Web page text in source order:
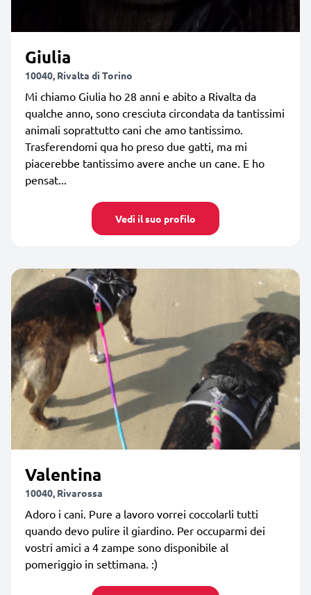
Giulia
10040, Rivalta di Torino
Mi chiamo Giulia ho 28 anni e abito a Rivalta da
qualche anno, sono cresciuta circondata da tantissimi
animali soprattutto cani che amo tantissimo.
Trasferendomi qua ho preso due gatti, ma mi
piacerebbe tantissimo avere anche un cane. E ho
pensat...
Vedi il suo profilo
Valentina
10040, Rivarossa
Adoro i cani. Pure a lavoro vorrei coccolarli tutti
quando devo pulire il giardino. Per occuparmi dei
vostri amici a 4 zampe sono disponibile al
pomeriggio in settimana. :)